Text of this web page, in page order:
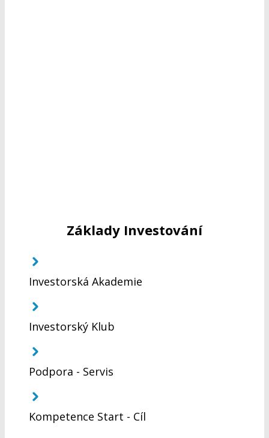
Základy Investování
Investorská Akademie
Investorský Klub
Podpora - Servis
Kompetence Start - Cíl